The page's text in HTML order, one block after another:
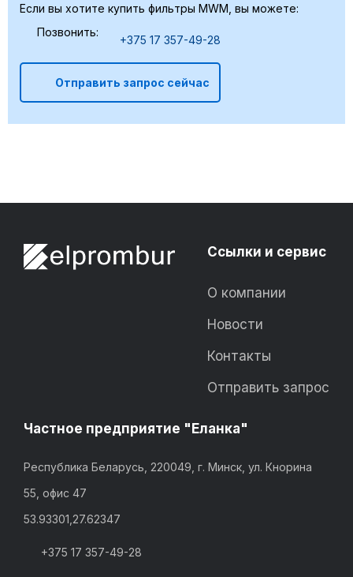
Если вы хотите купить фильтры MWM, вы можете:
Позвонить:
+375 17 357-49-28
Отправить запрос сейчас
Ссылки и сервис
О компании
Новости
Контакты
Отправить запрос
Частное предприятие "Еланка"
Республика Беларусь, 220049, г. Минск, ул. Кнорина
55, офис 47
53.93301,27.62347
+375 17 357-49-28